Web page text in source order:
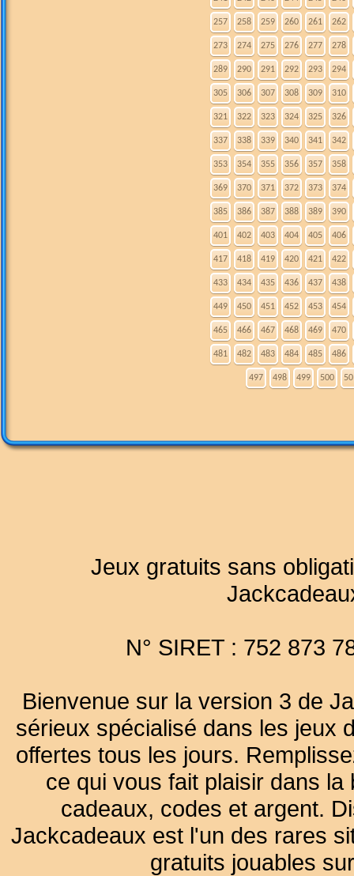
257 258 259 260 261 262
273 274 275 276 277 278
289 290 291 292 293 294
305 306 307 308 309 310
321 322 323 324 325 326
337 338 339 340 341 342
353 354 355 356 357 358
369 370 371 372 373 374
385 386 387 388 389 390
401 402 403 404 405 406
417 418 419 420 421 422
433 434 435 436 437 438
449 450 451 452 453 454
465 466 467 468 469 470
481 482 483 484 485 486
497 498 499 500
Jeux gratuits sans
N° SIRET : 752 873
Bienvenue sur la version 3 de
sérieux spécialisé dans les jeux
offertes tous les jours.
ce qui vous fait plaisir dans
cadeaux, codes et argent.
Jackcadeaux est l'un des rares
gratuits jouables